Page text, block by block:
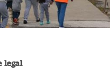
legal